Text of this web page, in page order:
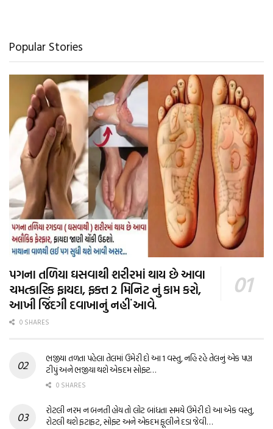
Popular Stories
પગના તળિયા ઘસવાથી શરીરમાં થાય છે આવા
ચમત્કારિક ફાયદા, ફક્ત 2 મિનિટ નું કામ કરો,
આખી જિંદગી દવાખાનું નહીં આવે.
0 SHARES
ભજીયા તળતા પહેલા તેલમાં ઉમેરી દો આ 1 વસ્તુ, નહિ રહે તેલનું એક પણ
ટીપું અને ભજીયા થશે એકદમ સોફ્ટ…
0 SHARES
રોટલી નરમ ન બનતી હોય તો લોટ બાંધતા સમયે ઉમેરી દો આ એક વસ્તુ,
રોટલી થશે ફટાફટ, સોફ્ટ અને એકદમ ફૂલીને દડા જેવી…